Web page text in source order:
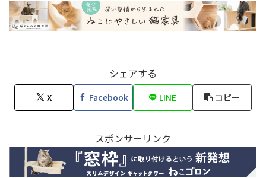
シェアする
X Facebook LINE コピー
スポンサーリンク